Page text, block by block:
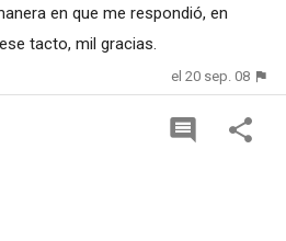
en que me respondió, en
tacto, mil gracias.
el 20 sep. 08